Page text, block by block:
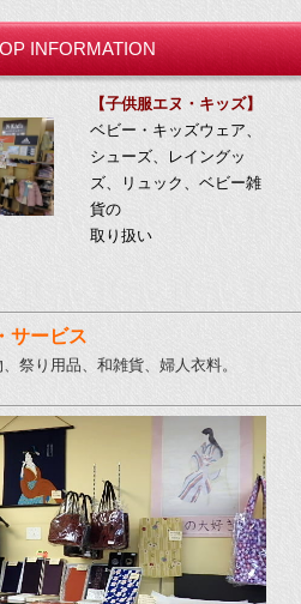
INFORMATION
【子供服エヌ・キッズ】
ベビー・キッズウェア、
シューズ、レイングッ
ズ、リュック、ベビー雑
貨の
取り扱い
サービス
祭り用品、和雑貨、婦人衣料。